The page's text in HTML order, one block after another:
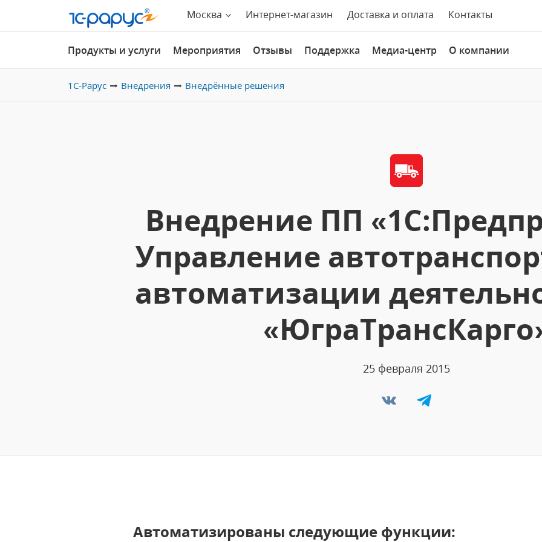
Москва Интернет-магазин Доставка и оплата Контакты
Продукты и услуги Мероприятия Отзывы Поддержка Медиа-центр О компании
1С-Рарус Внедрения Внедрённые решения
Внедрение ПП
Управление
автоматизации
25 февраля 2015
Автоматизированы следующие функции: